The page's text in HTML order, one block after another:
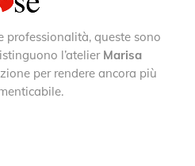
professionalità, queste sono
l’atelier Marisa
per rendere ancora più